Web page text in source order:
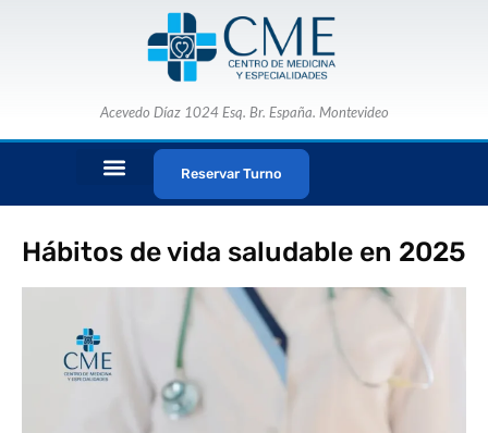
Acevedo Díaz 1024 Esq. Br. España. Montevideo
Reservar Turno
Hábitos de vida saludable en 2025